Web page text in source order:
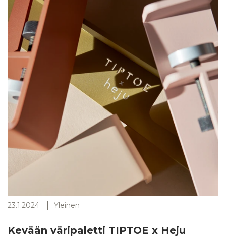
23.1.2024 Yleinen
Kevään väripaletti TIPTOE x Heju